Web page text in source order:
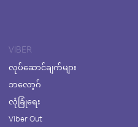
VIBER
လုပ်ဆောင်ချက်များ
ဘလော့ဂ်
လုံခြုံရေး
Viber Out